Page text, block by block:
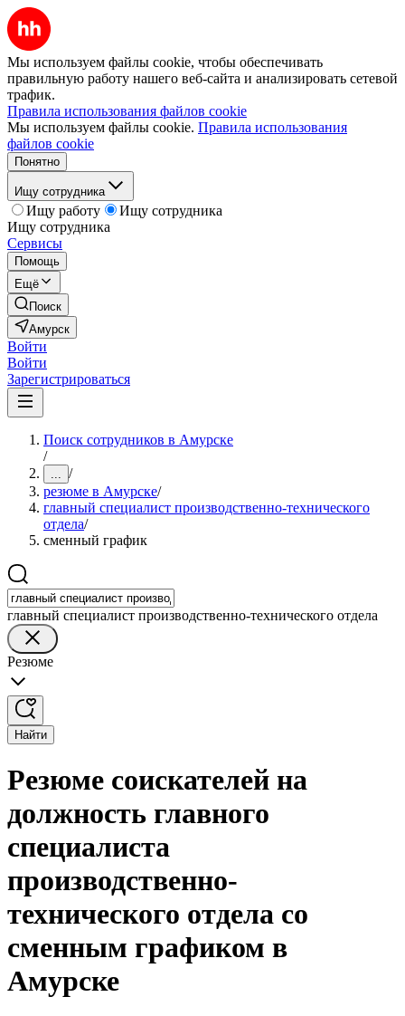
Мы используем файлы cookie, чтобы обеспечивать
правильную работу нашего веб-сайта и анализировать сетевой
трафик.
Правила использования файлов cookie
Мы используем файлы cookie. Правила использования
файлов cookie
Понятно
Ищу сотрудника
Ищу работу
Ищу сотрудника
Ищу сотрудника
Сервисы
Помощь
Ещё
Поиск
Амурск
Войти
Войти
Зарегистрироваться
Поиск сотрудников в Амурске
/
... /
резюме в Амурске/
главный специалист производственно-технического
отдела/
сменный график
главный специалист производственно-технического отдела
Резюме
Найти
Резюме соискателей на
должность главного
специалиста
производственно-
технического отдела со
сменным графиком в
Амурске